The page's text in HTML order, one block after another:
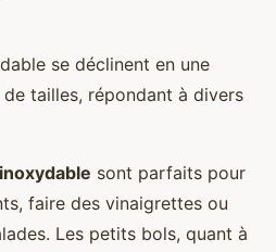
se déclinent en une
tailles, répondant à divers
sont parfaits pour
faire des vinaigrettes ou
Les petits bols, quant à